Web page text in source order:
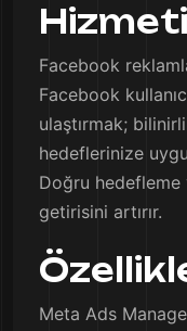
Facebook
Facebook
ulaştırmak;
hedeflerinize
Doğru
getirisini artırır.
Meta Ads